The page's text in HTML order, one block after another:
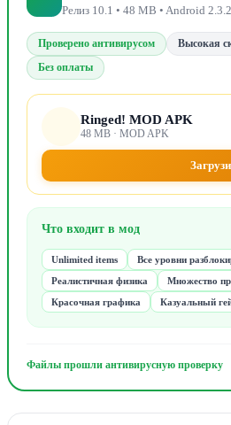
Релиз 10.1 • 48 MB • Android 2.3.2
Проверено антивирусом Высокая
Без оплаты
Ringed! MOD APK
48 MB · MOD APK
Что входит в мод
Unlimited items
Все уровни
Реалистичная физика
Множество
Красочная графика
Казуальный
Файлы прошли антивирусную проверку